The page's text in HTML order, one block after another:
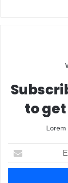
to
Lorem
t